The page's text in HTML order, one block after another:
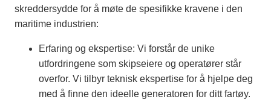
skreddersydde for å møte de spesifikke kravene i den
maritime industrien:
Erfaring og ekspertise: Vi forstår de unike
utfordringene som skipseiere og operatører står
overfor. Vi tilbyr teknisk ekspertise for å hjelpe deg
med å finne den ideelle generatoren for ditt fartøy.